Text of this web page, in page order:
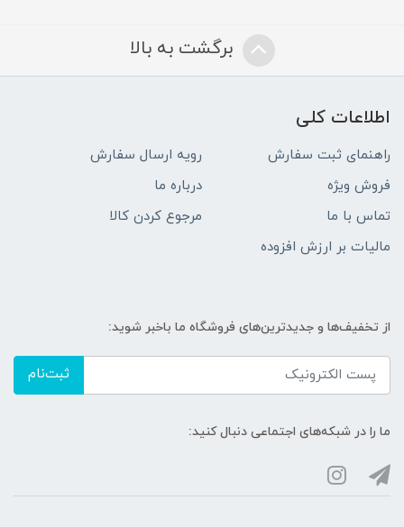
برگشت به بالا
اطلاعات کلی
راهنمای ثبت سفارش
رویه ارسال سفارش
فروش ویژه
درباره ما
تماس با ما
مرجوع کردن کالا
مالیات بر ارزش افزوده
از تخفیف‌ها و جدیدترین‌های فروشگاه ما باخبر شوید:
ثبت‌نام
ما را در شبکه‌های اجتماعی دنبال کنید: